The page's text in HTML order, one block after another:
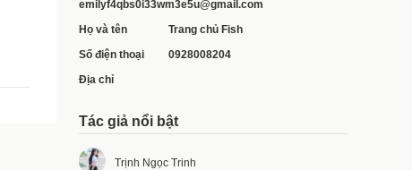
emilyf4qbs0i33wm3e5u@gmail.com
Họ và tên
Trang chủ Fish
Số điện thoại
0928008204
Địa chỉ
Tác giả nổi bật
Trịnh Ngọc Trinh